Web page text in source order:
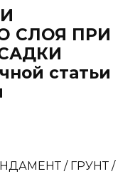
СЛОЯ ПРИ
статьи
/ ГРУНТ /